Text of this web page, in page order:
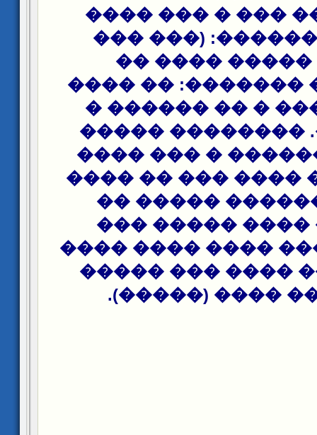
������ �� ��� �
����� �������:
����� �����
�������)�
����� ���� � ��
���� ���.
���� �� ������
��� � ���� ����
��� �� ������
����� � ����
������ � ���
�� ������ ����
��� ���� ����